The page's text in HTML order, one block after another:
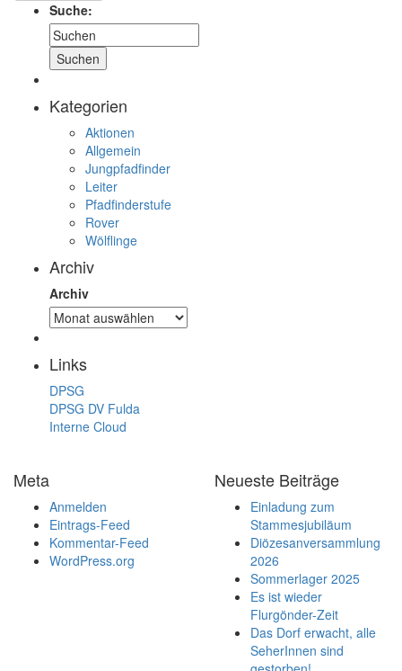
Suche:
Kategorien
Aktionen
Allgemein
Jungpfadfinder
Leiter
Pfadfinderstufe
Rover
Wölflinge
Archiv
Archiv
Links
DPSG
DPSG DV Fulda
Interne Cloud
Meta
Anmelden
Eintrags-Feed
Kommentar-Feed
WordPress.org
Neueste Beiträge
Einladung zum
Stammesjubiläum
Diözesanversammlung
2026
Sommerlager 2025
Es ist wieder
Flurgönder-Zeit
Das Dorf erwacht, alle
SeherInnen sind